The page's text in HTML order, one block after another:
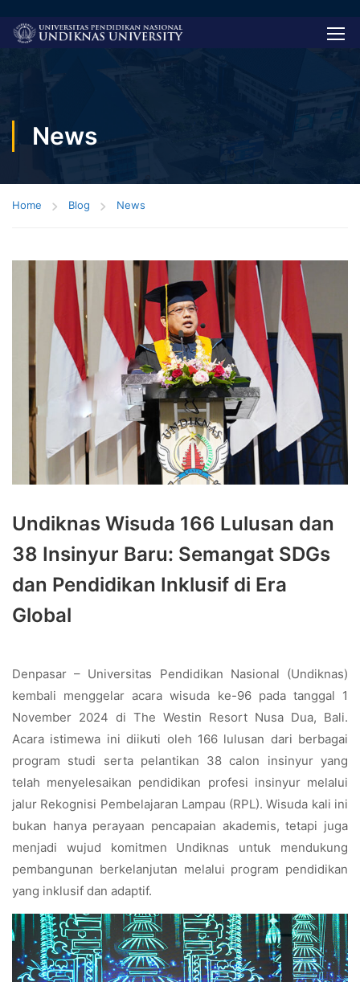
News
Home Blog News
Undiknas Wisuda 166 Lulusan dan
38 Insinyur Baru: Semangat SDGs
dan Pendidikan Inklusif di Era
Global
Denpasar – Universitas Pendidikan Nasional (Undiknas)
kembali menggelar acara wisuda ke-96 pada tanggal 1
November 2024 di The Westin Resort Nusa Dua, Bali.
Acara istimewa ini diikuti oleh 166 lulusan dari berbagai
program studi serta pelantikan 38 calon insinyur yang
telah menyelesaikan pendidikan profesi insinyur melalui
jalur Rekognisi Pembelajaran Lampau (RPL). Wisuda kali ini
bukan hanya perayaan pencapaian akademis, tetapi juga
menjadi wujud komitmen Undiknas untuk mendukung
pembangunan berkelanjutan melalui program pendidikan
yang inklusif dan adaptif.